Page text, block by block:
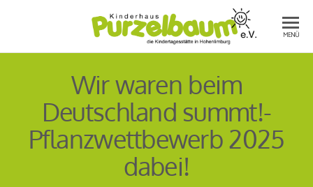
Die
MENÜ
Wir waren beim
Deutschland summt!-
Pflanzwettbewerb 2025
dabei!